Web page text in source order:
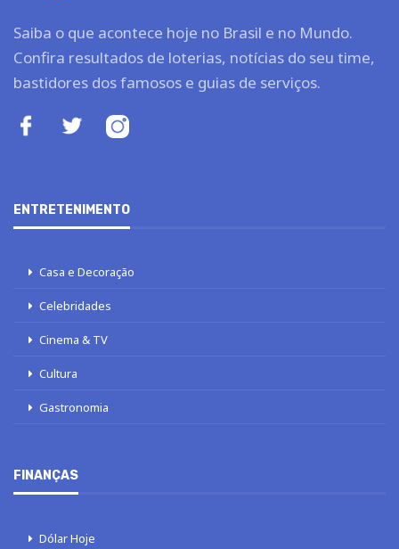
Saiba o que acontece hoje no Brasil e no Mundo.
Confira resultados de loterias, notícias do seu time,
bastidores dos famosos e guias de serviços.
ENTRETENIMENTO
Casa e Decoração
Celebridades
Cinema & TV
Cultura
Gastronomia
FINANÇAS
Dólar Hoje